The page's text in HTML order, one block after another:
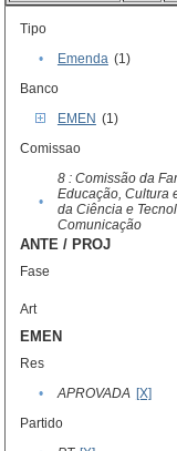
Tipo
•
Emenda (1)
Banco
EMEN (1)
Comissao
•
8 : Comissão da
Educação, Cultura
da Ciência e
Comunicação
ANTE / PROJ
Fase
Art
EMEN
Res
•
APROVADA [X]
Partido